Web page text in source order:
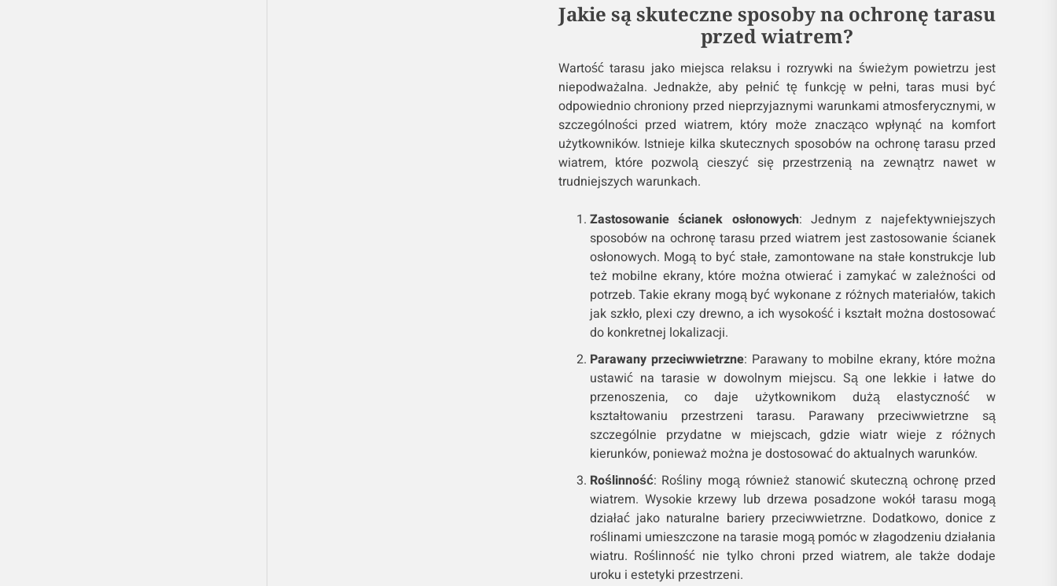
Jakie są skuteczne sposoby na ochronę tarasu
przed wiatrem?
Wartość tarasu jako miejsca relaksu i rozrywki na świeżym powietrzu jest
niepodważalna. Jednakże, aby pełnić tę funkcję w pełni, taras musi być
odpowiednio chroniony przed nieprzyjaznymi warunkami atmosferycznymi, w
szczególności przed wiatrem, który może znacząco wpłynąć na komfort
użytkowników. Istnieje kilka skutecznych sposobów na ochronę tarasu przed
wiatrem, które pozwolą cieszyć się przestrzenią na zewnątrz nawet w
trudniejszych warunkach.
Zastosowanie ścianek osłonowych: Jednym z najefektywniejszych
sposobów na ochronę tarasu przed wiatrem jest zastosowanie ścianek
osłonowych. Mogą to być stałe, zamontowane na stałe konstrukcje lub
też mobilne ekrany, które można otwierać i zamykać w zależności od
potrzeb. Takie ekrany mogą być wykonane z różnych materiałów, takich
jak szkło, plexi czy drewno, a ich wysokość i kształt można dostosować
do konkretnej lokalizacji.
Parawany przeciwwietrzne: Parawany to mobilne ekrany, które można
ustawić na tarasie w dowolnym miejscu. Są one lekkie i łatwe do
przenoszenia, co daje użytkownikom dużą elastyczność w
kształtowaniu przestrzeni tarasu. Parawany przeciwwietrzne są
szczególnie przydatne w miejscach, gdzie wiatr wieje z różnych
kierunków, ponieważ można je dostosować do aktualnych warunków.
Roślinność: Rośliny mogą również stanowić skuteczną ochronę przed
wiatrem. Wysokie krzewy lub drzewa posadzone wokół tarasu mogą
działać jako naturalne bariery przeciwwietrzne. Dodatkowo, donice z
roślinami umieszczone na tarasie mogą pomóc w złagodzeniu działania
wiatru. Roślinność nie tylko chroni przed wiatrem, ale także dodaje
uroku i estetyki przestrzeni.